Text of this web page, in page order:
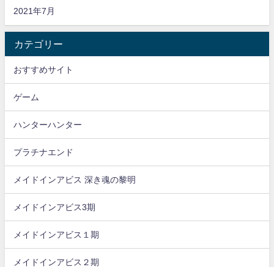
2021年7月
カテゴリー
おすすめサイト
ゲーム
ハンターハンター
プラチナエンド
メイドインアビス 深き魂の黎明
メイドインアビス3期
メイドインアビス１期
メイドインアビス２期